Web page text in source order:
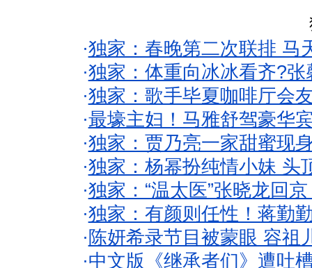
·独家：春晚第二次联排 马
·独家：体重向冰冰看齐?
·独家：歌手毕夏咖啡厅会
·最壕主妇！马雅舒驾豪华
·独家：贾乃亮一家甜蜜现
·独家：杨幂扮纯情小妹 头
·独家：“温太医”张晓龙回
·独家：有颜则任性！蒋勤
· 陈妍希录节目被蒙眼 容祖
·中文版《继承者们》遭吐